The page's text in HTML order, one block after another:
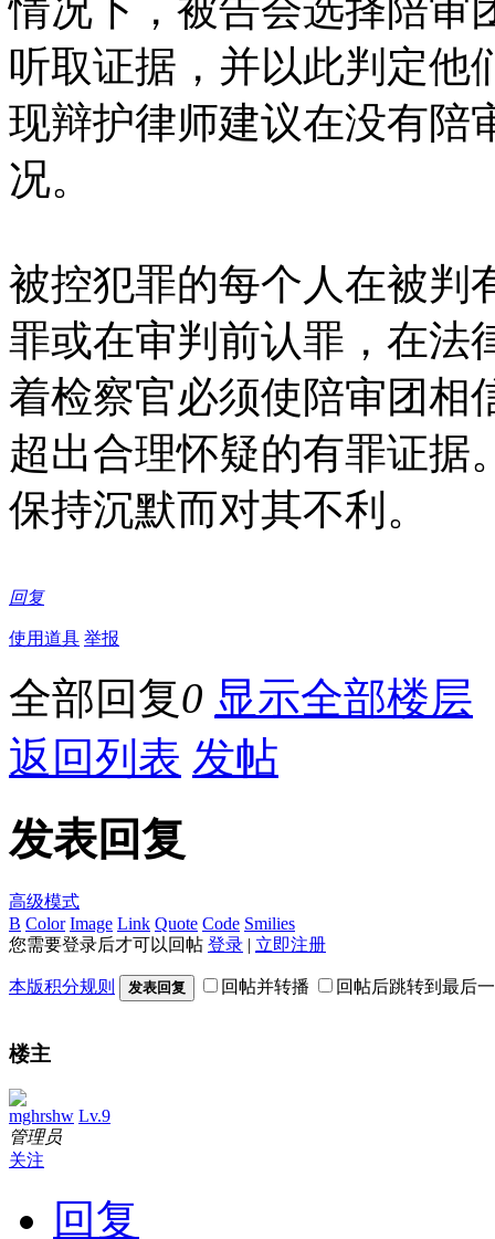
情况下，被告会选择陪审
听取证据，并以此判定他
现辩护律师建议在没有陪
况。
被控犯罪的每个人在被判
罪或在审判前认罪，在法
着检察官必须使陪审团相
超出合理怀疑的有罪证据
保持沉默而对其不利。
回复
使用道具 举报
全部回复0 显示全部楼层
返回列表 发帖
发表回复
高级模式
B Color Image Link Quote Code Smilies
您需要登录后才可以回帖 登录 | 立即注册
本版积分规则 发表回复 回帖并转播 回帖后跳转到最后
楼主
mghrshw Lv.9
管理员
关注
回复